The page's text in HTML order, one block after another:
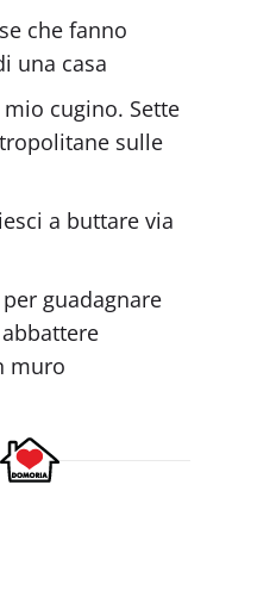
che fanno
una casa
mio cugino. Sette
sulle
a buttare via
guadagnare
muro